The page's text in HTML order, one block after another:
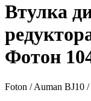
Втулка
Фотон
Foton / Auman BJ10